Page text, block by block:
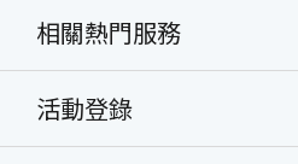
相關熱門服務
活動登錄